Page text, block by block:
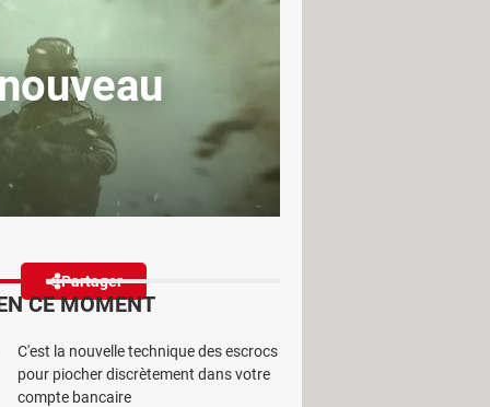
Partager
éditeurs de jeux vidéo.
Game Pass.
CE MOMENT
C'est la nouvelle technique des escrocs
pour piocher discrètement dans votre
compte bancaire